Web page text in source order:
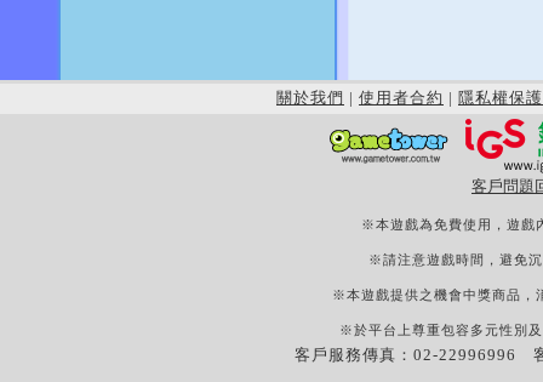
關於我們 | 使用者合約 | 隱私權保護
客戶問題
※本遊戲為免費使用，遊戲
※請注意遊戲時間，避免
※本遊戲提供之機會中獎商品，
※於平台上尊重包容多元性別
客戶服務傳真：02-22996996